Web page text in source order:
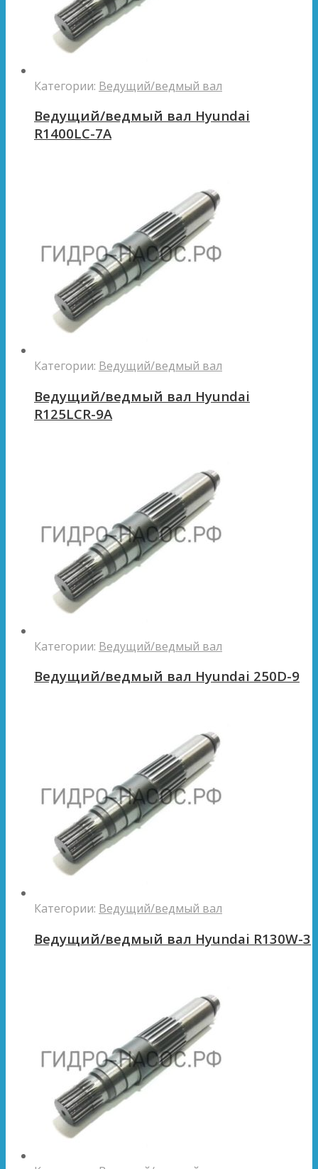
Категории: Ведущий/ведмый вал
Ведущий/ведмый вал Hyundai
R1400LC-7A
Категории: Ведущий/ведмый вал
Ведущий/ведмый вал Hyundai
R125LCR-9A
Категории: Ведущий/ведмый вал
Ведущий/ведмый вал Hyundai 250D-9
Категории: Ведущий/ведмый вал
Ведущий/ведмый вал Hyundai R130W-3